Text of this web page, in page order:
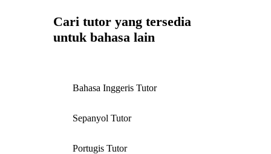
Cari tutor yang tersedia
untuk bahasa lain
Bahasa Inggeris Tutor
Sepanyol Tutor
Portugis Tutor